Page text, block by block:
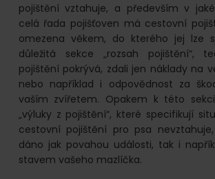
pojištění vztahuje, a především v
celá řada pojišťoven má cestovní
omezena věkem, do kterého jej lze
důležitá sekce „rozsah pojištění“,
pojištění pokrývá, zdali jen náklady na
nebo například i odpovědnost za
vaším zvířetem. Opakem k této
„výluky z pojištění“, které specifikují
cestovní pojištění pro psa
dáno jak povahou události, tak i
stavem vašeho mazlíčka.